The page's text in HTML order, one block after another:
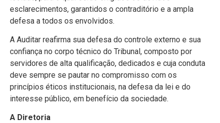
esclarecimentos, garantidos o contraditório e a ampla
defesa a todos os envolvidos.
A Auditar reafirma sua defesa do controle externo e sua
confiança no corpo técnico do Tribunal, composto por
servidores de alta qualificação, dedicados e cuja conduta
deve sempre se pautar no compromisso com os
princípios éticos institucionais, na defesa da lei e do
interesse público, em benefício da sociedade.
A Diretoria